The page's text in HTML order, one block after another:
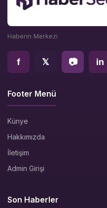
Haberin Merkezi
f 𝕏 📷 in
Footer Menü
Künye
Hakkımızda
İletişim
Admin Girişi
Son Haberler